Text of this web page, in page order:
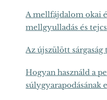
A mellfájdalom okai
mellgyulladás és
Az újszülött sárgaság
Hogyan használd a
súlygyarapodásának